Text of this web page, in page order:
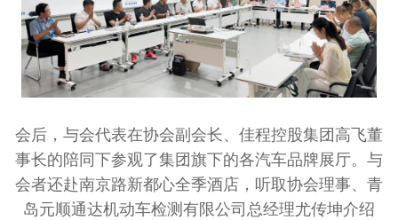
会后，与会代表在协会副会长、佳程控股集团高飞董
事长的陪同下参观了集团旗下的各汽车品牌展厅。与
会者还赴南京路新都心全季酒店，听取协会理事、青
岛元顺通达机动车检测有限公司总经理尤传坤介绍